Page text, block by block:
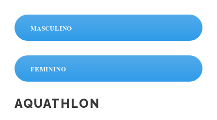
MASCULINO
FEMININO
AQUATHLON